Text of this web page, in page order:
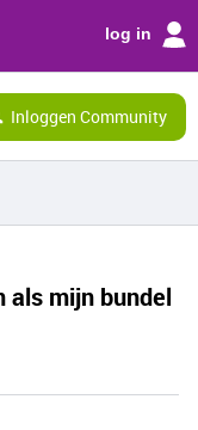
log in
Inloggen Community
als mijn bundel